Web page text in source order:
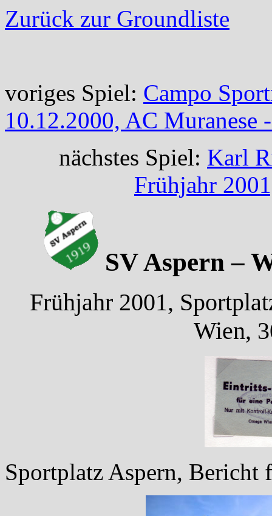
Zurück zur Groundliste
voriges Spiel: Campo
10.12.2000, AC Muranese
nächstes Spiel: Karl
Frühjahr
SV Aspern –
Frühjahr 2001,
Wien,
Sportplatz Aspern, Bericht